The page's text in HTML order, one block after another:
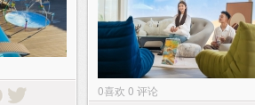
0喜欢 0 评论